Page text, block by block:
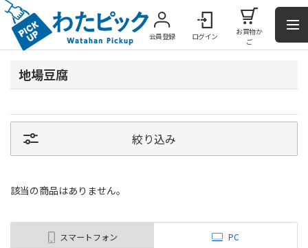
会員登録 ログイン
お買物か
ご
地場豆腐
絞り込み
該当の商品はありません。
スマートフォン PC